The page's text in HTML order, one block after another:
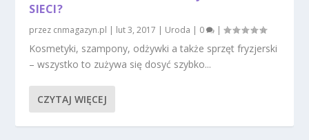
SIECI?
przez cnmagazyn.pl | lut 3, 2017 | Uroda | 0 |
Kosmetyki, szampony, odżywki a także sprzęt fryzjerski
– wszystko to zużywa się dosyć szybko...
CZYTAJ WIĘCEJ